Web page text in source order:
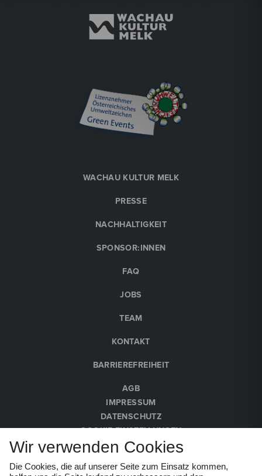
Wir verwenden Cookies
Die Cookies, die auf unserer Seite zum Einsatz kommen,
WACHAU KULTUR MELK
PRESSE
NACHHALTIGKEIT
SPONSOR:INNEN
FAQ
JOBS
TEAM
KONTAKT
BARRIEREFREIHEIT
AGB
IMPRESSUM
DATENSCHUTZ
COOKIE-EINSTELLUNGEN
HINWEISGEBER:INNEN